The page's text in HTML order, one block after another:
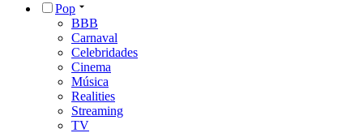
Pop
BBB
Carnaval
Celebridades
Cinema
Música
Realities
Streaming
TV